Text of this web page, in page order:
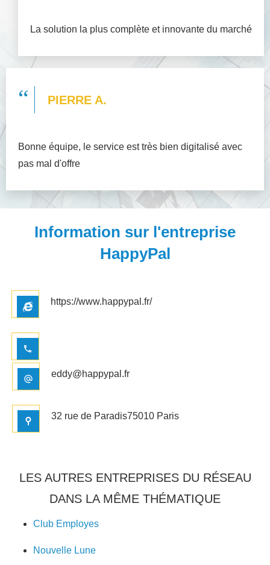
La solution la plus complète et innovante du marché
“ PIERRE A.
Bonne équipe, le service est très bien digitalisé avec
pas mal d'offre
Information sur l'entreprise
HappyPal
https://www.happypal.fr/
eddy@happypal.fr
32 rue de Paradis75010 Paris
LES AUTRES ENTREPRISES DU RÉSEAU
DANS LA MÊME THÉMATIQUE
Club Employes
Nouvelle Lune